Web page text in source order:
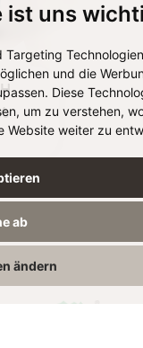
ist uns
und die
Diese
um zu verstehen,
Website weiter zu
ab
ändern